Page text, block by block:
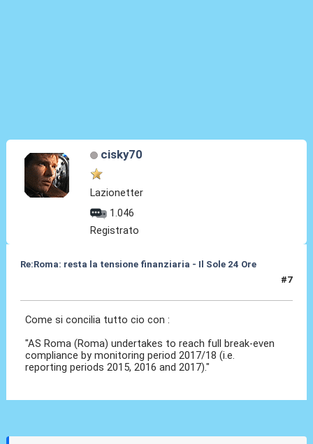
cisky70
Lazionetter
1.046
Registrato
Re:Roma: resta la tensione finanziaria - Il Sole 24 Ore
#7
Come si concilia tutto cio con :
"AS Roma (Roma) undertakes to reach full break-even
compliance by monitoring period 2017/18 (i.e.
reporting periods 2015, 2016 and 2017)."